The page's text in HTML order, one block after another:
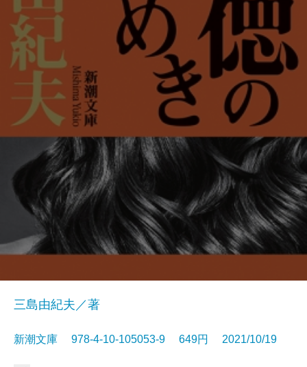
三島由紀夫／著
新潮文庫 978-4-10-105053-9 649円 2021/10/19